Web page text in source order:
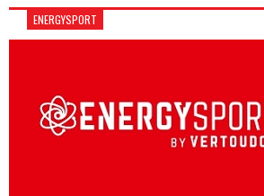
ENERGYSPORT